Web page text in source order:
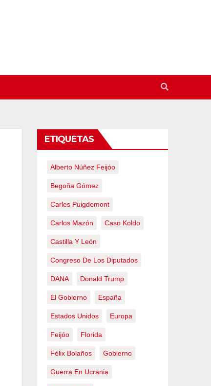
ETIQUETAS
Alberto Núñez Feijóo
Begoña Gómez
Carles Puigdemont
Carlos Mazón Caso Koldo
Castilla Y León
Congreso De Los Diputados
DANA Donald Trump
El Gobierno España
Estados Unidos Europa
Feijóo Florida
Félix Bolaños Gobierno
Guerra En Ucrania